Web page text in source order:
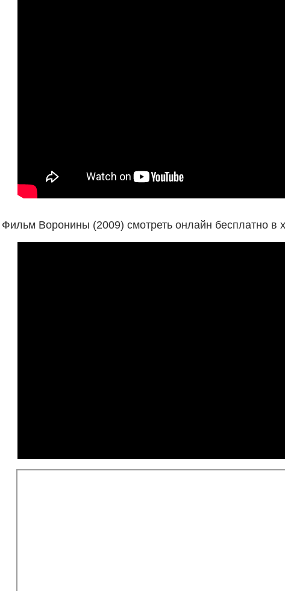
Фильм Воронины (2009) смотреть онлайн бесплатно в